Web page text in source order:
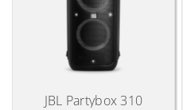
JBL Partybox 310